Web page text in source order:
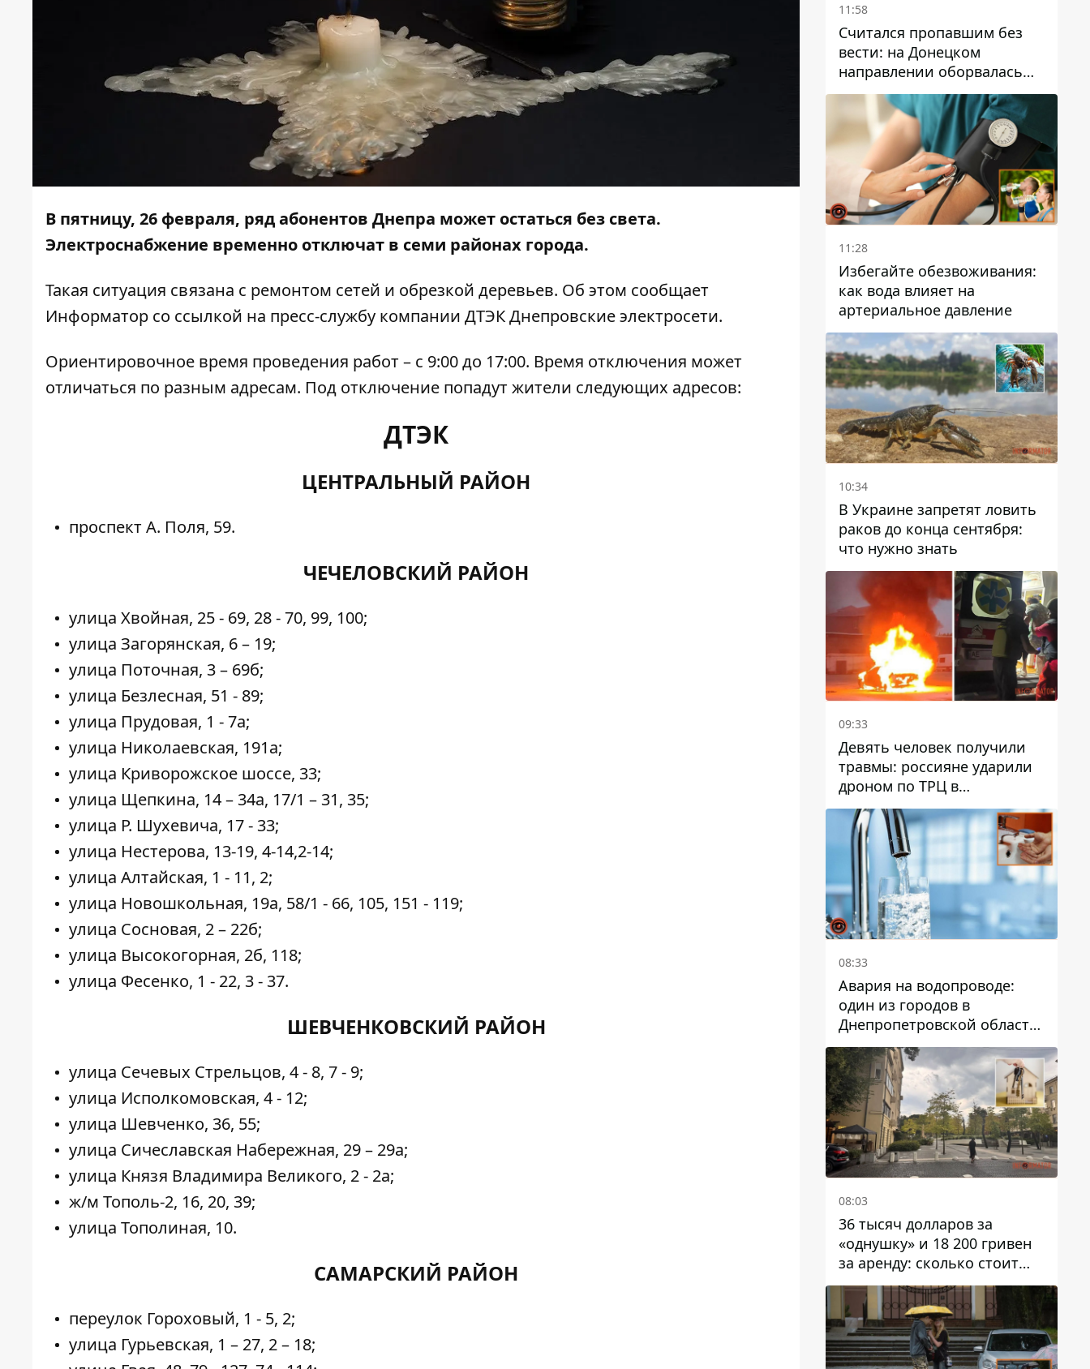
В пятницу, 26 февраля, ряд абонентов Днепра может остаться без света.
Электроснабжение временно отключат в семи районах города.
Такая ситуация связана с ремонтом сетей и обрезкой деревьев. Об этом сообщает
Информатор со ссылкой на пресс-службу компании ДТЭК Днепровские электросети.
Ориентировочное время проведения работ – с 9:00 до 17:00. Время отключения может
отличаться по разным адресам. Под отключение попадут жители следующих адресов:
ДТЭК
ЦЕНТРАЛЬНЫЙ РАЙОН
проспект А. Поля, 59.
ЧЕЧЕЛОВСКИЙ РАЙОН
улица Хвойная, 25 - 69, 28 - 70, 99, 100;
улица Загорянская, 6 – 19;
улица Поточная, 3 – 69б;
улица Безлесная, 51 - 89;
улица Прудовая, 1 - 7а;
улица Николаевская, 191а;
улица Криворожское шоссе, 33;
улица Щепкина, 14 – 34а, 17/1 – 31, 35;
улица Р. Шухевича, 17 - 33;
улица Нестерова, 13-19, 4-14,2-14;
улица Алтайская, 1 - 11, 2;
улица Новошкольная, 19а, 58/1 - 66, 105, 151 - 119;
улица Сосновая, 2 – 22б;
улица Высокогорная, 2б, 118;
улица Фесенко, 1 - 22, 3 - 37.
ШЕВЧЕНКОВСКИЙ РАЙОН
улица Сечевых Стрельцов, 4 - 8, 7 - 9;
улица Исполкомовская, 4 - 12;
улица Шевченко, 36, 55;
улица Сичеславская Набережная, 29 – 29а;
улица Князя Владимира Великого, 2 - 2а;
ж/м Тополь-2, 16, 20, 39;
улица Тополиная, 10.
САМАРСКИЙ РАЙОН
переулок Гороховый, 1 - 5, 2;
улица Гурьевская, 1 – 27, 2 – 18;
11:58
Считался пропавшим без
вести: на Донецком
направлении оборвалась
жизнь Анатолия Ткачука из
Днепропетровской области
11:28
Избегайте обезвоживания:
как вода влияет на
артериальное давление
10:34
В Украине запретят ловить
раков до конца сентября:
что нужно знать
09:33
Девять человек получили
травмы: россияне ударили
дроном по ТРЦ в
Павлограде, будет ли
работать заведение в
дальнейшем
08:33
Авария на водопроводе:
один из городов в
Днепропетровской области
остался без воды
08:03
36 тысяч долларов за
«однушку» и 18 200 гривен
за аренду: сколько стоит
жилье в Днепропетровской
области